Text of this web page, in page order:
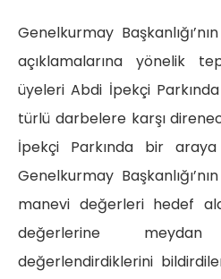
Genelkurmay
açıklamalarına yönelik
üyeleri Abdi İpekçi
türlü darbelere karşı
İpekçi Parkında bir
Genelkurmay
manevi değerleri hedef
değerlerine
değerlendirdiklerini